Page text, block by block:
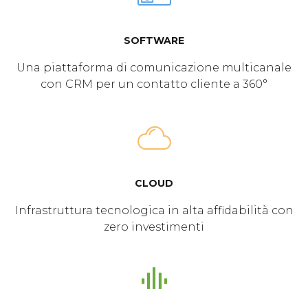
SOFTWARE
Una piattaforma di comunicazione multicanale
con CRM per un contatto cliente a 360°
CLOUD
Infrastruttura tecnologica in alta affidabilità con
zero investimenti